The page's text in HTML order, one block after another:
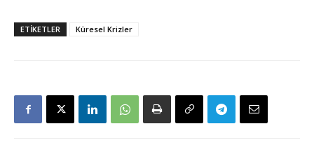
ETIKETLER Küresel Krizler